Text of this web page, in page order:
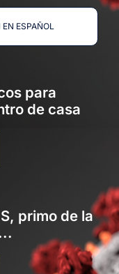
EN ESPAÑOL
para
de casa
primo de la